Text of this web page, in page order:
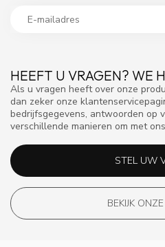
HEEFT U VRAGEN? WE
Als u vragen heeft over onze
dan zeker onze
bedrijfsgegevens, antwoorden op
verschillende manieren om met
STEL UW
BEKIJK